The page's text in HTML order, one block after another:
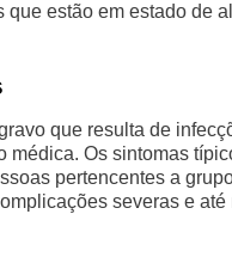
estão em estado de
que resulta de
Os sintomas
pertencentes a
severas e